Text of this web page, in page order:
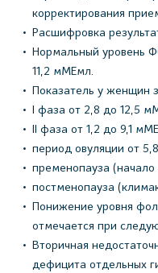
корректирования
Расшифровка
Нормальный уровень
11,2 мМЕмл.
Показатель у женщин
I фаза от 2,8 до 12,5
II фаза от 1,2 до 9,1
период овуляции от
пременопауза
постменопауза
Понижение уровня
отмечается при
Вторичная
дефицита отдельных